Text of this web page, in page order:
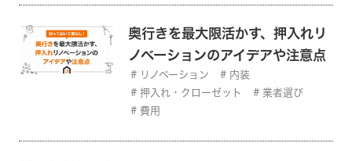
奥行きを最大限活かす、押入れリ
ノベーションのアイデアや注意点
リノベーション
内装
押入れ・クローゼット
業者選び
費用